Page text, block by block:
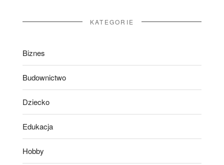
KATEGORIE
Biznes
Budownictwo
Dziecko
Edukacja
Hobby